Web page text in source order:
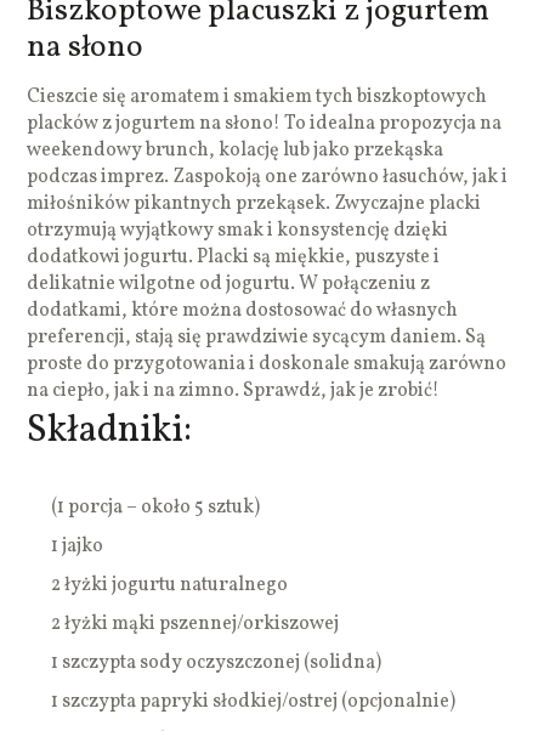
Biszkoptowe placuszki z jogurtem
na słono
Cieszcie się aromatem i smakiem tych biszkoptowych
placków z jogurtem na słono! To idealna propozycja na
weekendowy brunch, kolację lub jako przekąska
podczas imprez. Zaspokoją one zarówno łasuchów, jak i
miłośników pikantnych przekąsek. Zwyczajne placki
otrzymują wyjątkowy smak i konsystencję dzięki
dodatkowi jogurtu. Placki są miękkie, puszyste i
delikatnie wilgotne od jogurtu. W połączeniu z
dodatkami, które można dostosować do własnych
preferencji, stają się prawdziwie sycącym daniem. Są
proste do przygotowania i doskonale smakują zarówno
na ciepło, jak i na zimno. Sprawdź, jak je zrobić!
Składniki:
(1 porcja – około 5 sztuk)
1 jajko
2 łyżki jogurtu naturalnego
2 łyżki mąki pszennej/orkiszowej
1 szczypta sody oczyszczonej (solidna)
1 szczypta papryki słodkiej/ostrej (opcjonalnie)